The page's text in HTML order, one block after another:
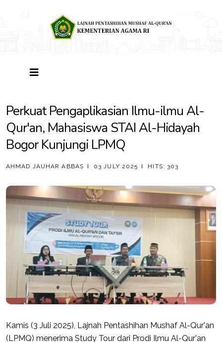
Perkuat Pengaplikasian Ilmu-ilmu Al-
Qur'an, Mahasiswa STAI Al-Hidayah
Bogor Kunjungi LPMQ
AHMAD JAUHAR ABBAS 03 JULY 2025 HITS: 303
Kamis (3 Juli 2025), Lajnah Pentashihan Mushaf Al-Qur'an
(LPMQ) menerima Study Tour dari Prodi Ilmu Al-Qur'an